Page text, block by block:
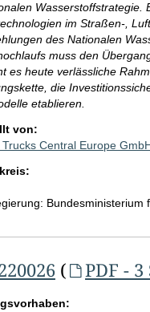
im Straßen-,
des Nationalen
muss den
es heute verlässliche
die
etablieren.
von:
Central Europe
Bundesministerium
( PDF -